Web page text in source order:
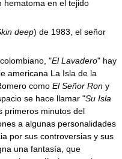
hematoma en el tejido
deep) de 1983, el señor
"El Lavadero" hay
americana La Isla de la
como El Señor Ron y
se hace llamar "Su Isla
primeros minutos del
a algunas personalidades
por sus controversias y sus
una fantasía, que